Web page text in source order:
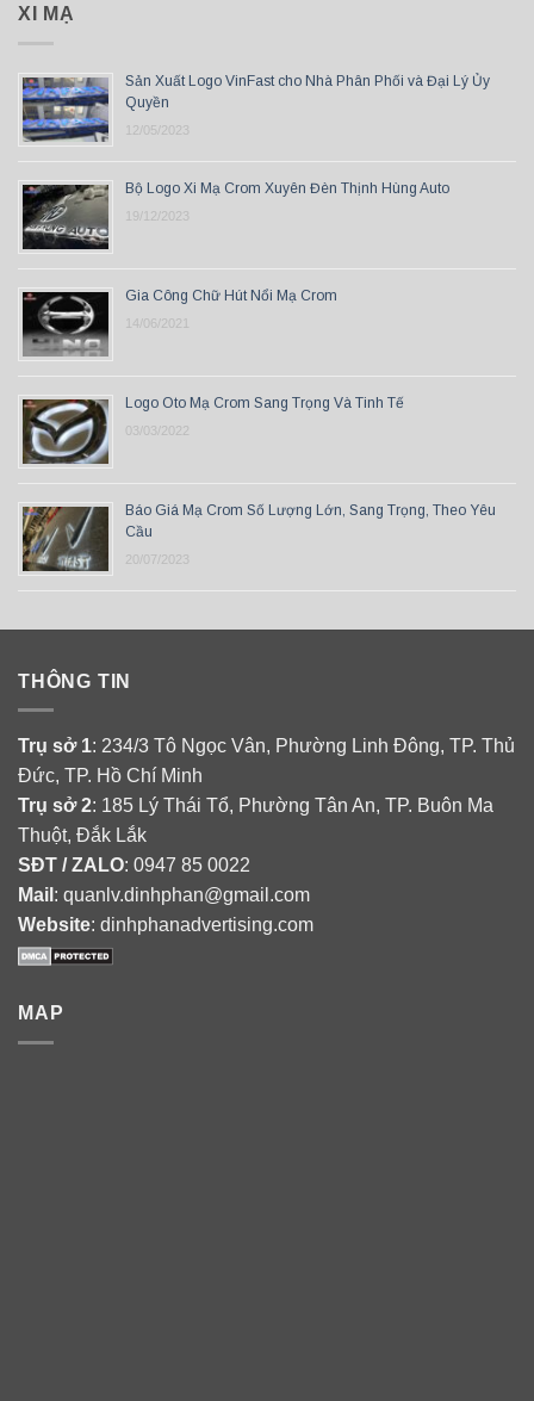
XI MẠ
Sản Xuất Logo VinFast cho Nhà Phân Phối và Đại Lý Ủy
Quyền
12/05/2023
Bộ Logo Xi Mạ Crom Xuyên Đèn Thịnh Hùng Auto
19/12/2023
Gia Công Chữ Hút Nổi Mạ Crom
14/06/2021
Logo Oto Mạ Crom Sang Trọng Và Tinh Tế
03/03/2022
Báo Giá Mạ Crom Số Lượng Lớn, Sang Trọng, Theo Yêu
Cầu
20/07/2023
THÔNG TIN
Trụ sở 1: 234/3 Tô Ngọc Vân, Phường Linh Đông, TP. Thủ
Đức, TP. Hồ Chí Minh
Trụ sở 2: 185 Lý Thái Tổ, Phường Tân An, TP. Buôn Ma
Thuột, Đắk Lắk
SĐT / ZALO: 0947 85 0022
Mail : quanlv.dinhphan@gmail.com
Website: dinhphanadvertising.com
MAP